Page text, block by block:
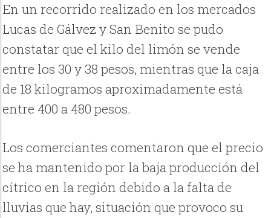
En un recorrido realizado en los mercados
Lucas de Gálvez y San Benito se pudo
constatar que el kilo del limón se vende
entre los 30 y 38 pesos, mientras que la caja
de 18 kilogramos aproximadamente está
entre 400 a 480 pesos.
Los comerciantes comentaron que el precio
se ha mantenido por la baja producción del
cítrico en la región debido a la falta de
lluvias que hay, situación que provoco su